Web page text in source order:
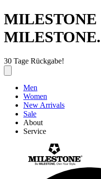
MILESTONE
30 Tage Rückgabe!
Men
Women
New Arrivals
Sale
About
Service